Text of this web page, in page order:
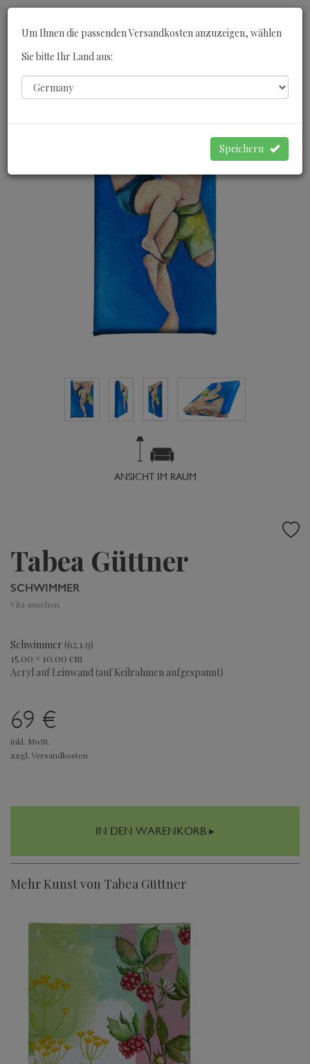
ANSICHT IM RAUM
Tabea Güttner
SCHWIMMER
Vita ansehen
Schwimmer (62.1.9)
15.00 × 10.00 cm
Acryl auf Leinwand (auf Keilrahmen aufgespannt)
69 €
inkl. MwSt.
zzgl. Versandkosten
IN DEN WARENKORB ▸
Mehr Kunst von Tabea Güttner
Um Ihnen die passenden Versandkosten anzuzeigen, wählen
Sie bitte Ihr Land aus:
Speichern